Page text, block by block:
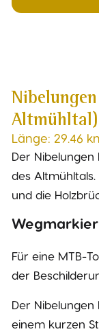
Länge: 29.46
Der
des Altmühltals.
und die
Für eine MTB-
der
Der
einem kurzen